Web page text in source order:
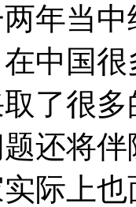
年当
中国
了很
还将
际上